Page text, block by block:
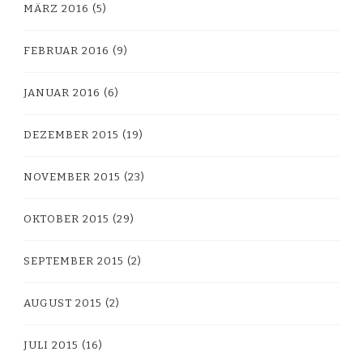
MÄRZ 2016 (5)
FEBRUAR 2016 (9)
JANUAR 2016 (6)
DEZEMBER 2015 (19)
NOVEMBER 2015 (23)
OKTOBER 2015 (29)
SEPTEMBER 2015 (2)
AUGUST 2015 (2)
JULI 2015 (16)